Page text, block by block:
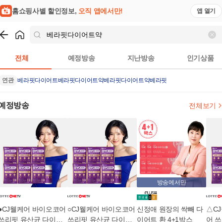
홈쇼핑사별 할인정보, 오직 앱에서만! 앱 열기
전체 예정방송 지난방송 인기상품
연관 베라핏다이어트베라핏다이어트약베라핏다이어트약베라핏
정방송 전체보기
웰케어 바이오코어
리핏 유산균 다이어
○CJ웰케어 바이오코어
쓰리핏 유산균 다이어
방송에서만
신정애 원장의 싹빼 다
이어트 환 4+1박스
△CJ
어